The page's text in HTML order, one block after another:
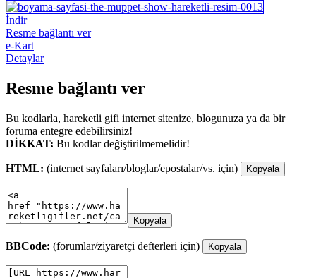
İndir
Resme bağlantı ver
e-Kart
Detaylar
Resme bağlantı ver
Bu kodlarla, hareketli gifi internet sitenize, blogunuza ya da bir
foruma entegre edebilirsiniz!
DİKKAT: Bu kodlar değiştirilmemelidir!
HTML: (internet sayfaları/bloglar/epostalar/vs. için) Kopyala
Kopyala
BBCode: (forumlar/ziyaretçi defterleri için) Kopyala